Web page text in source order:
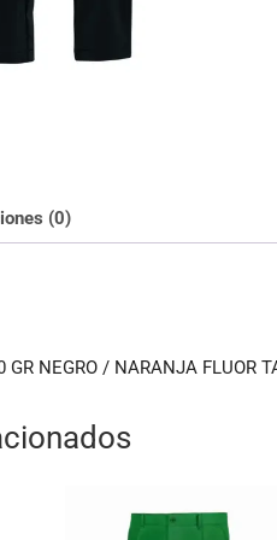
(0)
GR NEGRO / NARANJA FLUOR